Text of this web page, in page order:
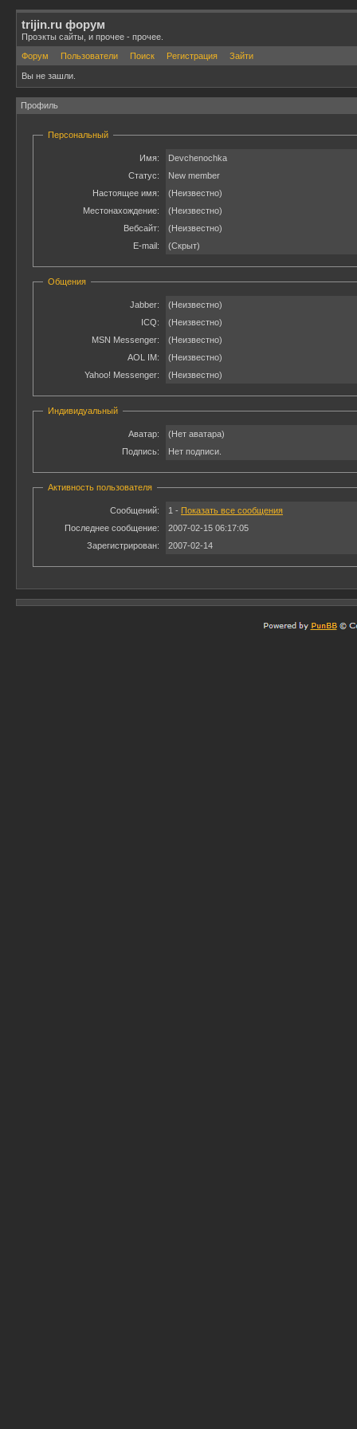
trijin.ru форум
Проэкты сайты, и прочее - прочее.
Форум
Пользователи Поиск Регистрация Зайти
Вы не зашли.
Профиль
Персональный
Имя:
Devchenochka
Статус:
New member
Настоящее имя:
(Неизвестно)
Местонахождение:
(Неизвестно)
Вебсайт:
(Неизвестно)
E-mail:
(Скрыт)
Общения
Jabber:
(Неизвестно)
ICQ:
(Неизвестно)
MSN Messenger:
(Неизвестно)
AOL IM:
(Неизвестно)
Yahoo! Messenger:
(Неизвестно)
Индивидуальный
Аватар:
(Нет аватара)
Подпись:
Нет подписи.
Активность пользователя
Сообщений: 1 - Показать все сообщения
Последнее сообщение:
2007-02-15 06:17:05
Зарегистрирован:
2007-02-14